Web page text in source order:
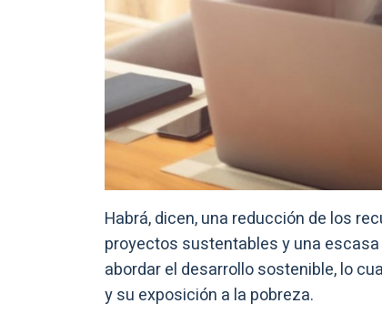
Habrá, dicen, una reducción de los
proyectos sustentables y una
abordar el desarrollo sostenible, lo
y su exposición a la pobreza.